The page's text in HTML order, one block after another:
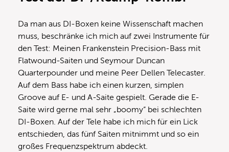
Da man aus DI-Boxen keine Wissenschaft machen
muss, beschränke ich mich auf zwei Instrumente für
den Test: Meinen Frankenstein Precision-Bass mit
Flatwound-Saiten und Seymour Duncan
Quarterpounder und meine Peer Dellen Telecaster.
Auf dem Bass habe ich einen kurzen, simplen
Groove auf E- und A-Saite gespielt. Gerade die E-
Saite wird gerne mal sehr „boomy“ bei schlechten
DI-Boxen. Auf der Tele habe ich mich für ein Lick
entschieden, das fünf Saiten mitnimmt und so ein
großes Frequenzspektrum abdeckt.